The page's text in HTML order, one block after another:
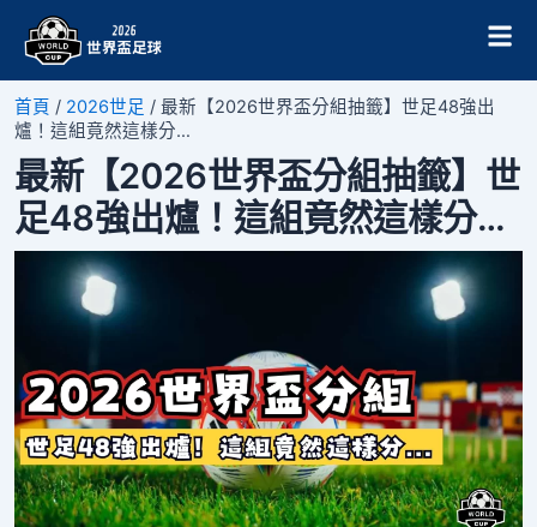
要
內
首頁 / 2026世足 / 最新【2026世界盃分組抽籤】世足48強出
爐！這組竟然這樣分…
最新【2026世界盃分組抽籤】世
足48強出爐！這組竟然這樣分…
Post
navigation